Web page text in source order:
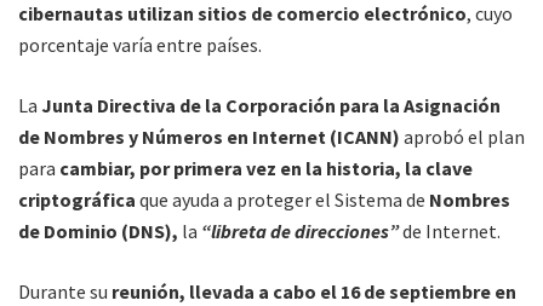
cibernautas utilizan sitios de comercio electrónico, cuyo
porcentaje varía entre países.
La Junta Directiva de la Corporación para la Asignación
de Nombres y Números en Internet (ICANN) aprobó el plan
para cambiar, por primera vez en la historia, la clave
criptográfica que ayuda a proteger el Sistema de Nombres
de Dominio (DNS), la “libreta de direcciones”de Internet.
Durante su reunión, llevada a cabo el 16 de septiembre en